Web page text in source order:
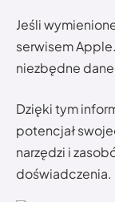
Jeśli
serwisem
niezbędne
Dzięki tym
potencjał
narzędzi i
doświadczenia.